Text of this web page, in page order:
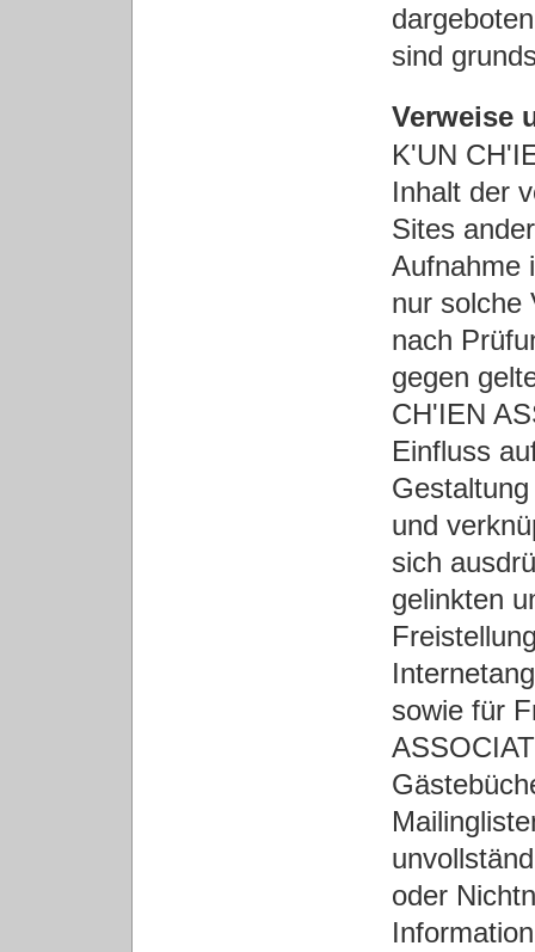
sind
Verweise
K'UN
Inhalt der
Sites
Aufnahme
nur solche
nach
gegen
CH'IEN
Einfluss
und
sich
gelinkten
sowie für
oder